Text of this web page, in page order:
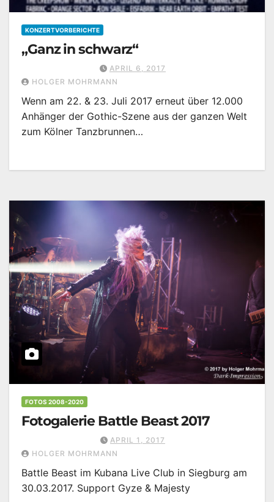
KONZERTVORBERICHTE
„Ganz in schwarz“
APRIL 6, 2017
HOLGER MOHRMANN
Wenn am 22. & 23. Juli 2017 erneut über 12.000
Anhänger der Gothic-Szene aus der ganzen Welt
zum Kölner Tanzbrunnen…
FOTOS 2008-2020
Fotogalerie Battle Beast 2017
APRIL 1, 2017
HOLGER MOHRMANN
Battle Beast im Kubana Live Club in Siegburg am
30.03.2017. Support Gyze & Majesty